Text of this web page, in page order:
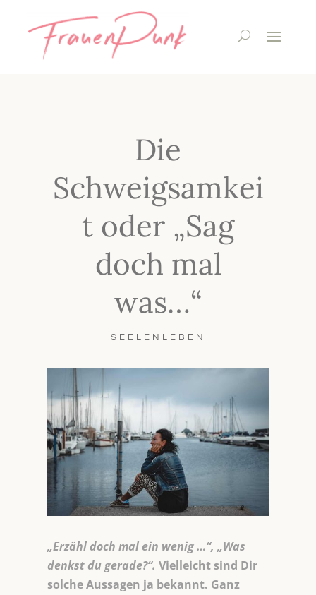
Die
Schweigsamkei
t oder „Sag
doch mal
was…“
SEELENLEBEN
„Erzähl doch mal ein wenig …“, „Was
denkst du gerade?“. Vielleicht sind Dir
solche Aussagen ja bekannt. Ganz